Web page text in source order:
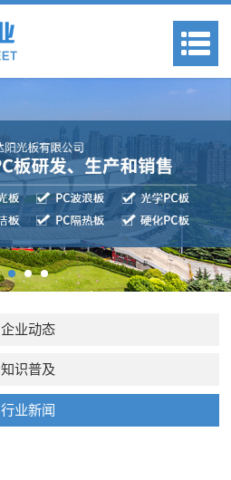
企业动态
知识普及
行业新闻